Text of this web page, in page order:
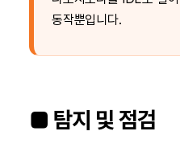
동작뿐입니다.
■ 탐지 및 점검